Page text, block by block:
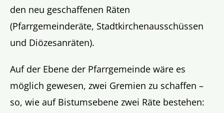
den neu geschaffenen Räten
(Pfarrgemeinderäte, Stadtkirchenausschüssen
und Diözesanräten).
Auf der Ebene der Pfarrgemeinde wäre es
möglich gewesen, zwei Gremien zu schaffen –
so, wie auf Bistumsebene zwei Räte bestehen: